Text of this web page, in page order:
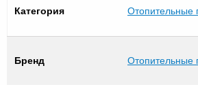
Категория Отопительные
Бренд Отопительные